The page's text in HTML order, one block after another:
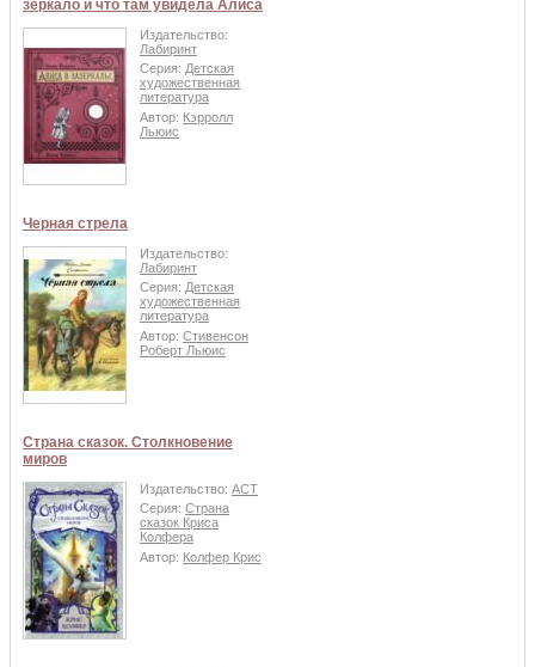
зеркало и что там увидела Алиса
Издательство:
Лабиринт
Серия: Детская
художественная
литература
Автор: Кэрролл
Льюис
Черная стрела
Издательство:
Лабиринт
Серия: Детская
художественная
литература
Автор: Стивенсон
Роберт Льюис
Страна сказок. Столкновение
миров
Издательство: АСТ
Серия: Страна
сказок Криса
Колфера
Автор: Колфер Крис